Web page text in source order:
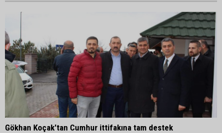
Gökhan Koçak'tan Cumhur ittifakına tam destek